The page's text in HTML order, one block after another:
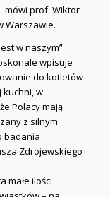
mówi prof. Wiktor
Warszawie.
w naszym”
wpisuje
do kotletów
w
Polacy mają
z silnym
badania
Zdrojewskiego
małe ilości